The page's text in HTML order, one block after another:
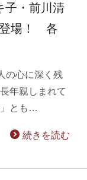
子・前川清
登場！ 各
の心に深く残
年親しまれて
」とも…
続きを読む